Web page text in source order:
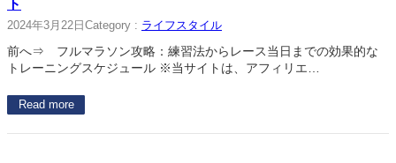
ト
2024年3月22日 Category : ライフスタイル
前へ⇒ フルマラソン攻略：練習法からレース当日までの効果的な
トレーニングスケジュール ※当サイトは、アフィリエ…
Read more